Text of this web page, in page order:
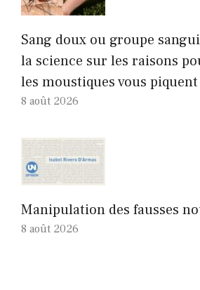
Sang doux ou groupe
la science sur les raisons
les moustiques vous piquent
8 août 2026
Manipulation des fausses
8 août 2026